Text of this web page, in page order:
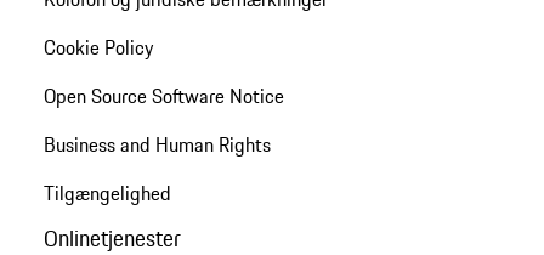
Cookie Policy
Open Source Software Notice
Business and Human Rights
Tilgængelighed
Onlinetjenester